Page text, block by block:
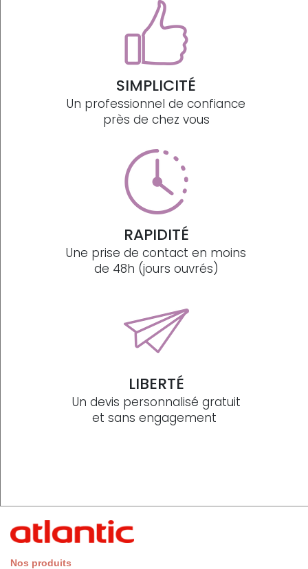
SIMPLICITÉ
Un professionnel de confiance
près de chez vous
RAPIDITÉ
Une prise de contact en moins
de 48h (jours ouvrés)
LIBERTÉ
Un devis personnalisé gratuit
et sans engagement
Nos produits